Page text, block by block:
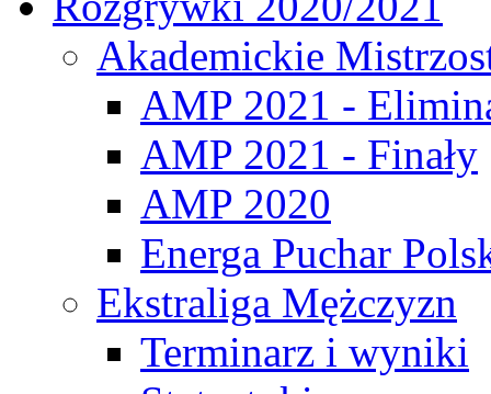
Akademickie
AMP 2021 -
AMP 2021 - Finały
AMP 2020
Energa Puchar
Ekstraliga Mężczyzn
Terminarz i wyniki